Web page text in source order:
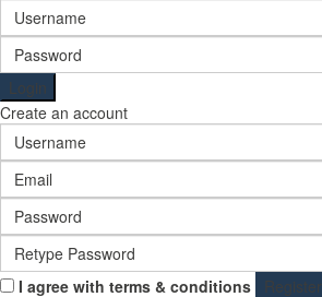
Login
Create an account
I agree with terms & conditions Register